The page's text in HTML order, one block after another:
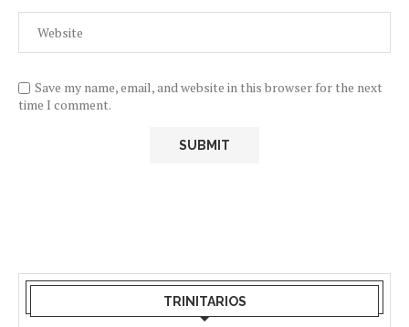
Save my name, email, and website in this browser for the next
time I comment.
TRINITARIOS